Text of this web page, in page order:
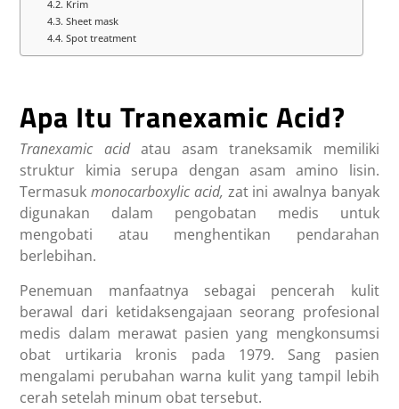
Krim
Sheet mask
Spot treatment
Apa Itu Tranexamic Acid?
Tranexamic acidatau asam traneksamik memiliki
struktur kimia serupa dengan asam amino lisin.
Termasukmonocarboxylic acid, zat ini awalnya banyak
digunakan dalam pengobatan medis untuk
mengobati atau menghentikan pendarahan
berlebihan.
Penemuan manfaatnya sebagai pencerah kulit
berawal dari ketidaksengajaan seorang profesional
medis dalam merawat pasien yang mengkonsumsi
obat urtikaria kronis pada 1979. Sang pasien
mengalami perubahan warna kulit yang tampil lebih
cerah setelah minum obat tersebut.